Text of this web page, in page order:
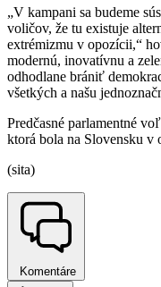
„V kampani sa budeme
voličov, že tu existuje
extrémizmu v opozícii,“
modernú, inovatívnu a
odhodlane brániť
všetkých a našu
Predčasné parlamentné
ktorá bola na Slovensku v
(sita)
Komentáre